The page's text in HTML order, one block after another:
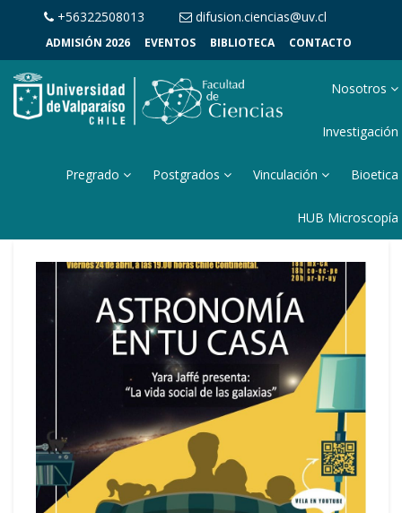
+56322508013 difusion.ciencias@uv.cl
ADMISIÓN 2026 EVENTOS BIBLIOTECA CONTACTO
Nosotros
Investigación
Pregrado Postgrados Vinculación Bioetica
HUB Microscopía